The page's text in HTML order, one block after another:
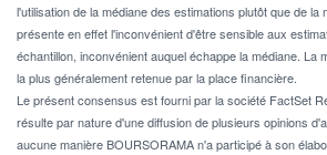
l'utilisation de la médiane des estimations plutôt que de la
présente en effet l'inconvénient d'être sensible aux
échantillon, inconvénient auquel échappe la médiane. La
la plus généralement retenue par la place financière.
Le présent consensus est fourni par la société FactSet
résulte par nature d'une diffusion de plusieurs opinions
aucune manière BOURSORAMA n'a participé à son